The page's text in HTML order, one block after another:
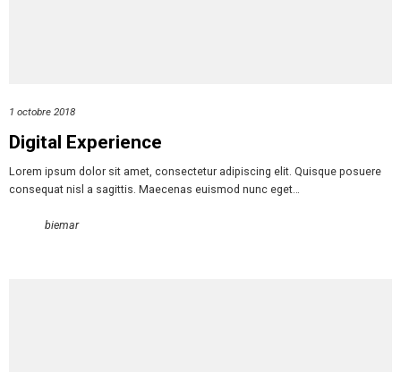
1 octobre 2018
Digital Experience
Lorem ipsum dolor sit amet, consectetur adipiscing elit. Quisque posuere
consequat nisl a sagittis. Maecenas euismod nunc eget…
biemar